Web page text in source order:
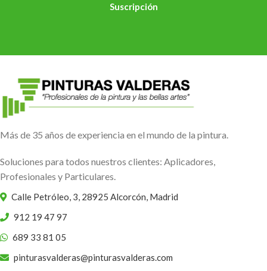
Suscripción
Más de 35 años de experiencia en el mundo de la pintura.
Soluciones para todos nuestros clientes: Aplicadores,
Profesionales y Particulares.
Calle Petróleo, 3, 28925 Alcorcón, Madrid
912 19 47 97
689 33 81 05
pinturasvalderas@pinturasvalderas.com